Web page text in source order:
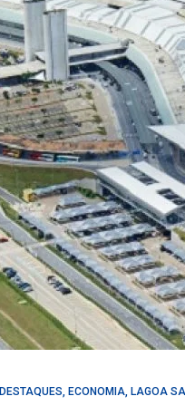
DESTAQUES, ECONOMIA, LAGOA